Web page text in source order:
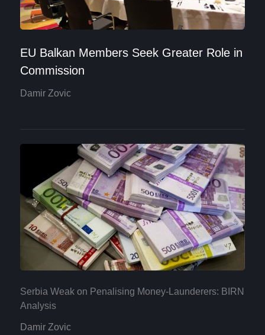
EU Balkan Members Seek Greater Role in
Commission
Damir Zovic
Serbia Weak on Penalising Money-Launderers: BIRN
Analysis
Damir Zovic